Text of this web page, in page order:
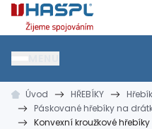
Hašpl
HŘEBÍKY
kramle
SPOJOVACÍ
vruty, šrouby,
Úvod HŘEBÍKY
Páskované hřebíky na
Konvexní kroužkové hřebíky